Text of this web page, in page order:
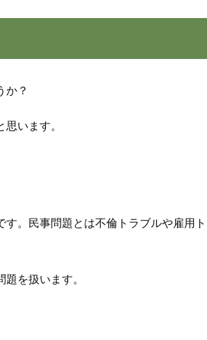
か？
います。
。民事問題とは不倫トラブルや雇用ト
を扱います。